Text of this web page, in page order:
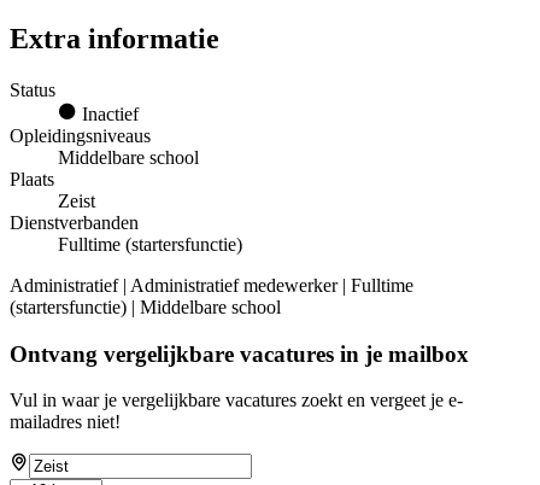
Extra informatie
Status
Inactief
Opleidingsniveaus
Middelbare school
Plaats
Zeist
Dienstverbanden
Fulltime (startersfunctie)
Administratief | Administratief medewerker | Fulltime
(startersfunctie) | Middelbare school
Ontvang vergelijkbare vacatures in je mailbox
Vul in waar je vergelijkbare vacatures zoekt en vergeet je e-
mailadres niet!